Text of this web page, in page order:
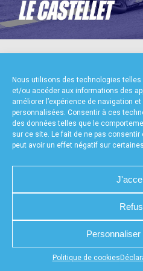
Nous utilisons des technologies
et/ou accéder aux informations des
améliorer l’expérience de navigation
personnalisées. Consentir à ces
des données telles que le
sur ce site. Le fait de ne pas
peut avoir un effet négatif sur
Politique de cookies
Appuyez sur le bouton partager en
accéder à la
CHARTE DE
POLITIQUE DE COOKIES (UE)